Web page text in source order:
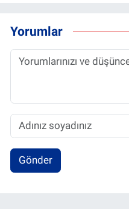
Yorumlar
Gönder